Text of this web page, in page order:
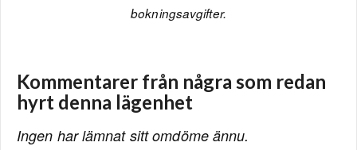
bokningsavgifter.
Kommentarer från några som redan
hyrt denna lägenhet
Ingen har lämnat sitt omdöme ännu.